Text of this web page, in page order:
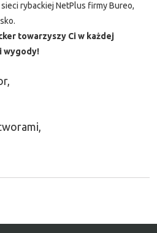
rybackiej NetPlus firmy Bureo,
towarzyszy Ci w każdej
wygody!